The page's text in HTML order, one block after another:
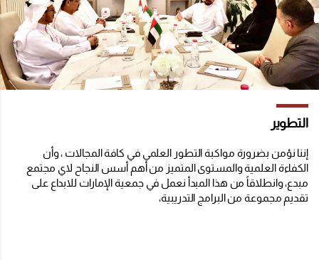
التطوير
إننا نؤمن بضرورة مواكبة التطور العلمي في كافة المجالات ، وأن
الكفاءة العلمية والمستوى المتميز من أهم أسس النجاح لاي مجتمع
مبدع، وانطلاقاً من هذا المبدأ نعمل في جمعية الإمارات للابداع على
تقديم مجموعة من البرامج التدريبية،